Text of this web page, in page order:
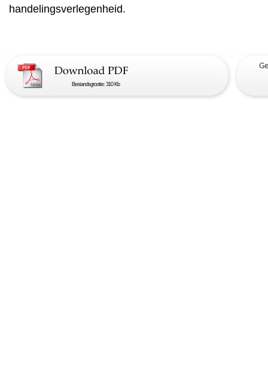
handelingsverlegenheid.
Bestandsgrootte: 310 Kb